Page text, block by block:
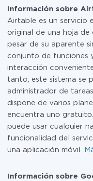
manera segura un
uno de pago, si es
tarifas .
Información sobre
Airtable es un servicio
original de una hoja de
pesar de su aparente
conjunto de funciones
interacción
tanto, este sistema se
administrador de
dispone de varios
encuentra uno
puede usar cualquier
funcionalidad del
una aplicación móvil.
Información sobre